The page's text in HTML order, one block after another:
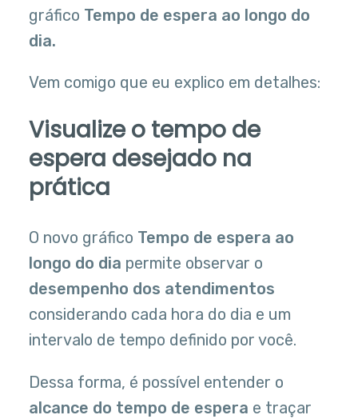
gráfico Tempo de espera ao longo do
dia.
Vem comigo que eu explico em detalhes:
Visualize o tempo de
espera desejado na
prática
O novo gráfico Tempo de espera ao
longo do dia permite observar o
desempenho dos atendimentos
considerando cada hora do dia e um
intervalo de tempo definido por você.
Dessa forma, é possível entender o
alcance do tempo de espera e traçar